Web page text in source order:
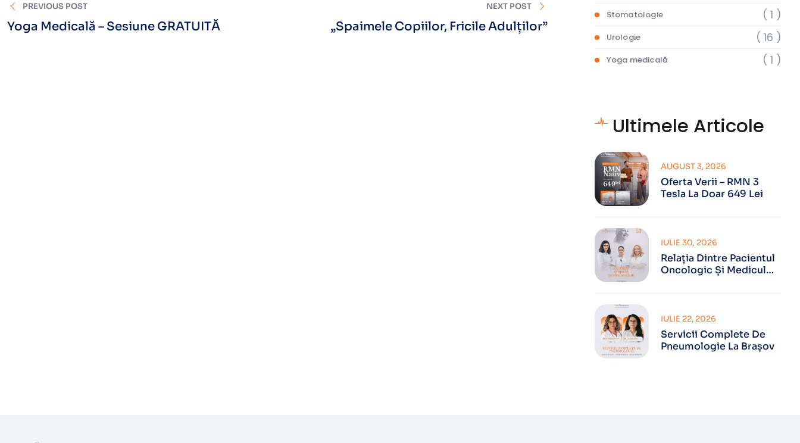
PREVIOUS POST
Yoga Medicală – Sesiune GRATUITĂ
NEXT POST
„Spaimele Copiilor, Fricile Adulților”
Stomatologie ( 1 )
Urologie ( 16 )
Yoga medicală ( 1 )
Ultimele Articole
Oferta Verii – RMN 3
Tesla La Doar 649 Lei
AUGUST 3, 2026
Relația Dintre Pacientul
Oncologic Și Medicul
IULIE 30, 2026
Servicii Complete De
Pneumologie La Brașov
IULIE 22, 2026